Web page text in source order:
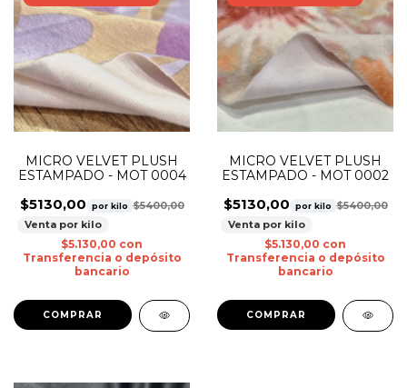
MICRO VELVET PLUSH
ESTAMPADO - MOT 0004
$5130,00 por kilo $5400,00
Venta por kilo
$5.130,00 con
Transferencia o depósito
bancario
MICRO VELVET PLUSH
ESTAMPADO - MOT 0002
$5130,00 por kilo $5400,00
Venta por kilo
$5.130,00 con
Transferencia o depósito
bancario